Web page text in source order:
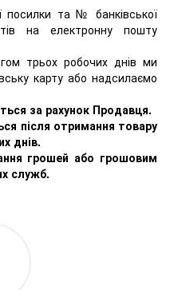
посилки та № банківської
на електронну пошту
трьох робочих днів ми
карту або надсилаємо
за рахунок Продавця.
після отримання товару
днів.
грошей або грошовим
служб.